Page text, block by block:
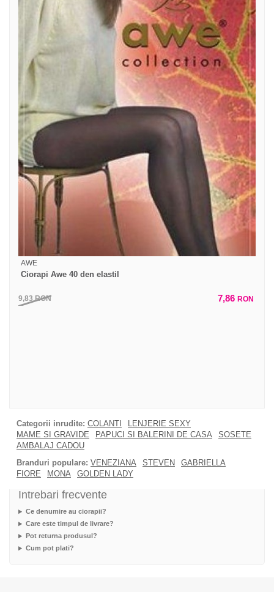
AWE
Ciorapi Awe 40 den elastil
9,83RON 7,86 RON
Categorii inrudite: COLANTI
LENJERIE SEXY
MAME SI GRAVIDE
PAPUCI SI BALERINI DE CASA
SOSETE
AMBALAJ CADOU
Branduri populare: VENEZIANA STEVEN
GABRIELLA
FIORE
MONA GOLDEN LADY
Intrebari frecvente
Ce denumire au ciorapii?
Care este timpul de livrare?
Pot returna produsul?
Cum pot plati?